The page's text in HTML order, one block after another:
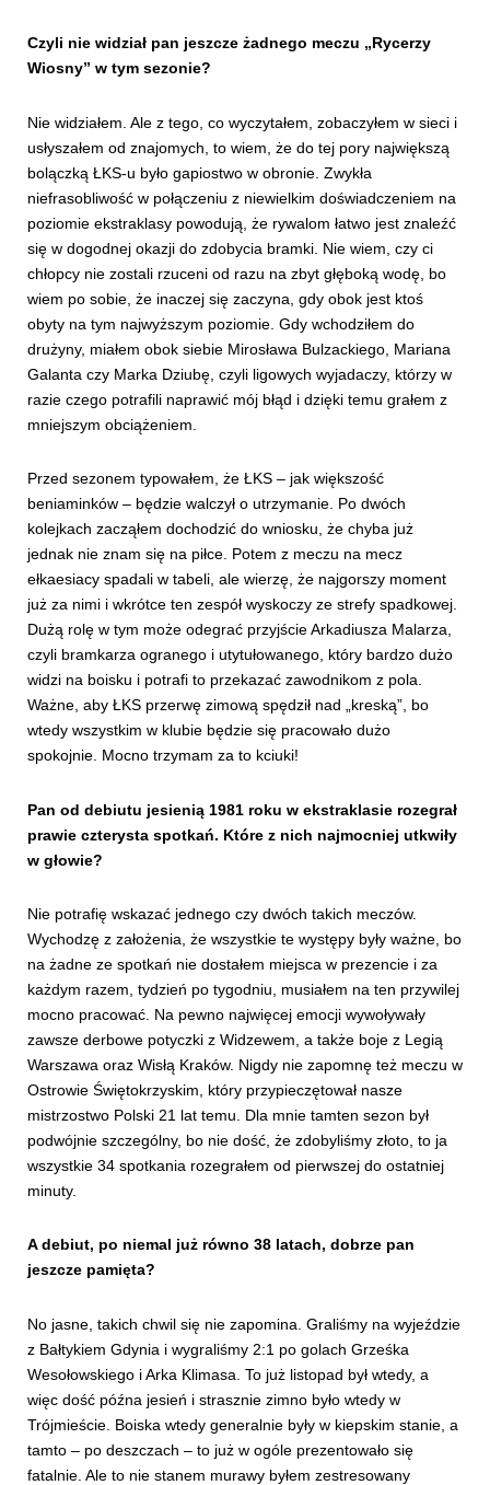
Czyli nie widział pan jeszcze żadnego meczu „Rycerzy
Wiosny” w tym sezonie?
Nie widziałem. Ale z tego, co wyczytałem, zobaczyłem w sieci i
usłyszałem od znajomych, to wiem, że do tej pory największą
bolączką ŁKS-u było gapiostwo w obronie. Zwykła
niefrasobliwość w połączeniu z niewielkim doświadczeniem na
poziomie ekstraklasy powodują, że rywalom łatwo jest znaleźć
się w dogodnej okazji do zdobycia bramki. Nie wiem, czy ci
chłopcy nie zostali rzuceni od razu na zbyt głęboką wodę, bo
wiem po sobie, że inaczej się zaczyna, gdy obok jest ktoś
obyty na tym najwyższym poziomie. Gdy wchodziłem do
drużyny, miałem obok siebie Mirosława Bulzackiego, Mariana
Galanta czy Marka Dziubę, czyli ligowych wyjadaczy, którzy w
razie czego potrafili naprawić mój błąd i dzięki temu grałem z
mniejszym obciążeniem.
Przed sezonem typowałem, że ŁKS – jak większość
beniaminków – będzie walczył o utrzymanie. Po dwóch
kolejkach zacząłem dochodzić do wniosku, że chyba już
jednak nie znam się na piłce. Potem z meczu na mecz
ełkaesiacy spadali w tabeli, ale wierzę, że najgorszy moment
już za nimi i wkrótce ten zespół wyskoczy ze strefy spadkowej.
Dużą rolę w tym może odegrać przyjście Arkadiusza Malarza,
czyli bramkarza ogranego i utytułowanego, który bardzo dużo
widzi na boisku i potrafi to przekazać zawodnikom z pola.
Ważne, aby ŁKS przerwę zimową spędził nad „kreską”, bo
wtedy wszystkim w klubie będzie się pracowało dużo
spokojnie. Mocno trzymam za to kciuki!
Pan od debiutu jesienią 1981 roku w ekstraklasie rozegrał
prawie czterysta spotkań. Które z nich najmocniej utkwiły
w głowie?
Nie potrafię wskazać jednego czy dwóch takich meczów.
Wychodzę z założenia, że wszystkie te występy były ważne, bo
na żadne ze spotkań nie dostałem miejsca w prezencie i za
każdym razem, tydzień po tygodniu, musiałem na ten przywilej
mocno pracować. Na pewno najwięcej emocji wywoływały
zawsze derbowe potyczki z Widzewem, a także boje z Legią
Warszawa oraz Wisłą Kraków. Nigdy nie zapomnę też meczu w
Ostrowie Świętokrzyskim, który przypieczętował nasze
mistrzostwo Polski 21 lat temu. Dla mnie tamten sezon był
podwójnie szczególny, bo nie dość, że zdobyliśmy złoto, to ja
wszystkie 34 spotkania rozegrałem od pierwszej do ostatniej
minuty.
A debiut, po niemal już równo 38 latach, dobrze pan
jeszcze pamięta?
No jasne, takich chwil się nie zapomina. Graliśmy na wyjeździe
z Bałtykiem Gdynia i wygraliśmy 2:1 po golach Grześka
Wesołowskiego i Arka Klimasa. To już listopad był wtedy, a
więc dość późna jesień i strasznie zimno było wtedy w
Trójmieście. Boiska wtedy generalnie były w kiepskim stanie, a
tamto – po deszczach – to już w ogóle prezentowało się
fatalnie. Ale to nie stanem murawy byłem zestresowany